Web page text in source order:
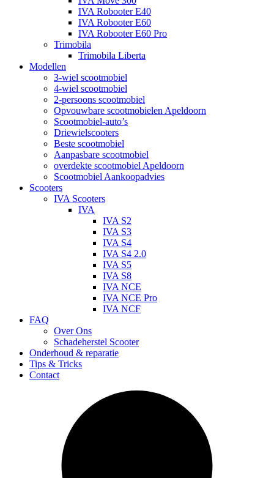
IVA Robooter E40
IVA Robooter E60
IVA Robooter E60 Pro
Trimobila
Trimobila Liberta
Modellen
3-wiel scootmobiel
4-wiel scootmobiel
2-persoons scootmobiel
Opvouwbare scootmobielen Apeldoorn
Scootmobiel-auto’s
Driewielscooters
Beste scootmobiel
Aanpasbare scootmobiel
overdekte scootmobiel Apeldoorn
Scootmobiel Aankoopadvies
Scooters
IVA Scooters
IVA
IVA S2
IVA S3
IVA S4
IVA S4 2.0
IVA S5
IVA S8
IVA NCE
IVA NCE Pro
IVA NCF
FAQ
Over Ons
Schadeherstel Scooter
Onderhoud & reparatie
Tips & Tricks
Contact